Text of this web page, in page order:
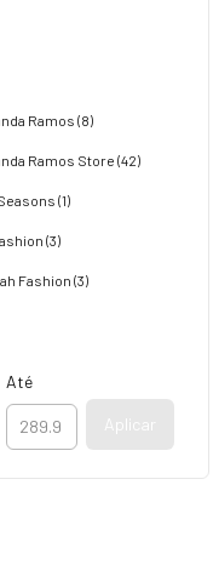
Ramos (8)
Ramos Store (42)
(1)
(3)
Fashion (3)
Até
Aplicar